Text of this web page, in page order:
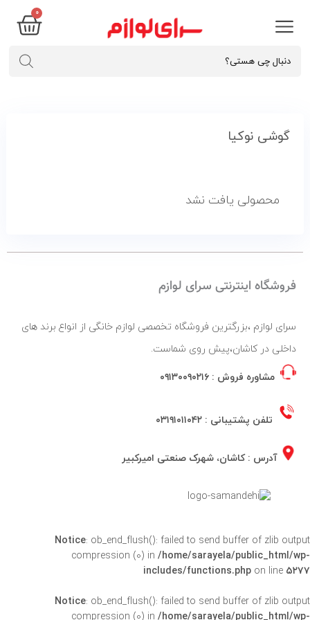
0
گوشی نوکیا
محصولی یافت نشد
فروشگاه اینترنتی سرای لوازم
سرای لوازم ،بزرگترین فروشگاه تخصصی لوازم خانگی از انواع برند های
داخلی در کاشان،پیش روی شماست.
مشاوره فروش : ۰۹۱۳۰۰۹۰۲۱۶
تلفن پشتیبانی : ۰۳۱۹۱۰۱۱۰۴۲
آدرس : کاشان، شهرک صنعتی امیرکبیر
Notice: ob_end_flush(): failed to send buffer of zlib output
compression (0) in/home/sarayela/public_html/wp-
includes/functions.php on line ۵۲۷۷
Notice: ob_end_flush(): failed to send buffer of zlib output
compression (0) in/home/sarayela/public_html/wp-